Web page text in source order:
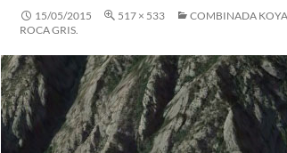
15/05/2015 517 × 533
COMBINADA
ROCA GRIS.